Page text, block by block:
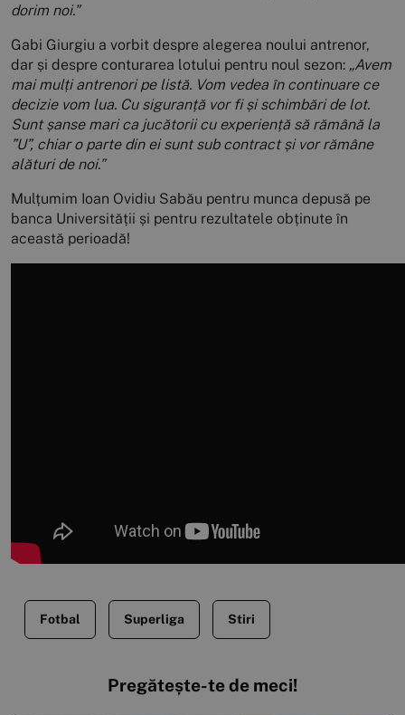
dorim noi.”
Gabi Giurgiu a vorbit despre alegerea noului antrenor,
dar și despre conturarea lotului pentru noul sezon: „Avem
mai mulți antrenori pe listă. Vom vedea în continuare ce
decizie vom lua. Cu siguranță vor fi și schimbări de lot.
Sunt șanse mari ca jucătorii cu experiență să rămână la
”U”, chiar o parte din ei sunt sub contract și vor rămâne
alături de noi.”
Mulțumim Ioan Ovidiu Sabău pentru munca depusă pe
banca Universității și pentru rezultatele obținute în
această perioadă!
Fotbal Superliga Stiri
Pregătește-te de meci!